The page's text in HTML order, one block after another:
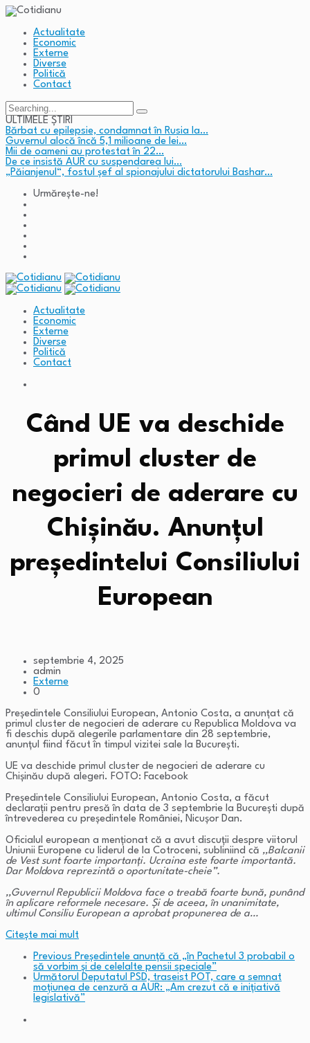
Actualitate
Economic
Externe
Diverse
Politică
Contact
Search
for:
ULTIMELE ȘTIRI
Bărbat cu epilepsie, condamnat în Rusia la…
Guvernul alocă încă 5,1 milioane de lei…
Mii de oameni au protestat în 22…
De ce insistă AUR cu suspendarea lui…
„Păianjenul“, fostul șef al spionajului dictatorului Bashar…
Urmărește-ne!
Actualitate
Economic
Externe
Diverse
Politică
Contact
Când UE va deschide
primul cluster de
negocieri de aderare cu
Chișinău. Anunțul
președintelui Consiliului
European
septembrie 4, 2025
admin
Externe
0
Președintele Consiliului European, Antonio Costa, a anunțat că
primul cluster de negocieri de aderare cu Republica Moldova va
fi deschis după alegerile parlamentare din 28 septembrie,
anunțul fiind făcut în timpul vizitei sale la București.
UE va deschide primul cluster de negocieri de aderare cu
Chișinău după alegeri. FOTO: Facebook
Președintele Consiliului European, Antonio Costa, a făcut
declarații pentru presă în data de 3 septembrie la București după
întrevederea cu președintele României, Nicușor Dan.
Oficialul european a menționat că a avut discuții despre viitorul
Uniunii Europene cu liderul de la Cotroceni, subliniind că ,,Balcanii
de Vest sunt foarte importanți. Ucraina este foarte importantă.
Dar Moldova reprezintă o oportunitate-cheie”.
,,Guvernul Republicii Moldova face o treabă foarte bună, punând
în aplicare reformele necesare. Și de aceea, în unanimitate,
ultimul Consiliu European a aprobat propunerea de a…
Citeşte mai mult
Previous Președintele anunță că „în Pachetul 3 probabil o
să vorbim și de celelalte pensii speciale”
Următorul
Deputatul PSD, traseist POT, care a semnat
moțiunea de cenzură a AUR: „Am crezut că e inițiativă
legislativă”